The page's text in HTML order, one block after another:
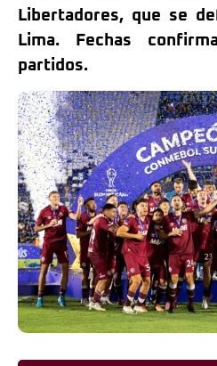
Libertadores, que se
Lima. Fechas
partidos.